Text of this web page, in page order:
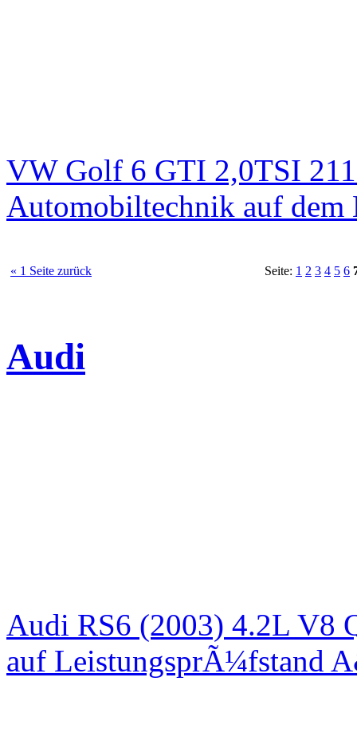
VW Golf 6 GTI 2,0TSI
Automobiltechnik auf
« 1 Seite zurück Seite: 1 2 3 4 5 6
Audi
Audi RS6 (2003) 4.2L V8
auf LeistungsprÃ¼fstand